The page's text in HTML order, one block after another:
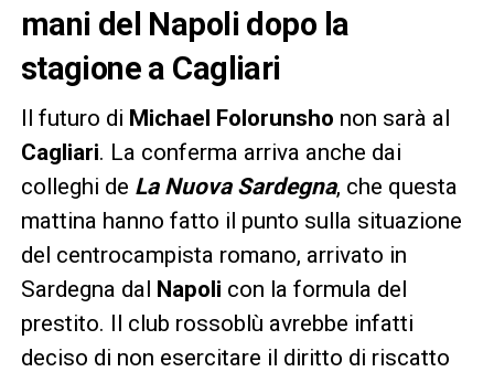
mani del Napoli dopo la
stagione a Cagliari
Il futuro di Michael Folorunsho non sarà al
Cagliari. La conferma arriva anche dai
colleghi de La Nuova Sardegna, che questa
mattina hanno fatto il punto sulla situazione
del centrocampista romano, arrivato in
Sardegna dal Napoli con la formula del
prestito. Il club rossoblù avrebbe infatti
deciso di non esercitare il diritto di riscatto